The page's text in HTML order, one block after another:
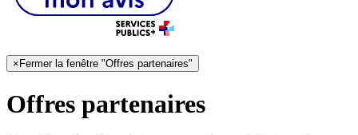
× Fermer la fenêtre "Offres partenaires"
Offres partenaires